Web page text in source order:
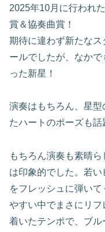
2025年10月に行われた
賞＆協奏曲賞！
期待に違わず新たな
ールでしたが、なか
った新星！
演奏はもちろん、星
たハートのポーズも
もちろん演奏も素晴
は印象的でした。若
をフレッシュに弾い
やすい中でまさにリ
着いたテンポで、ブ